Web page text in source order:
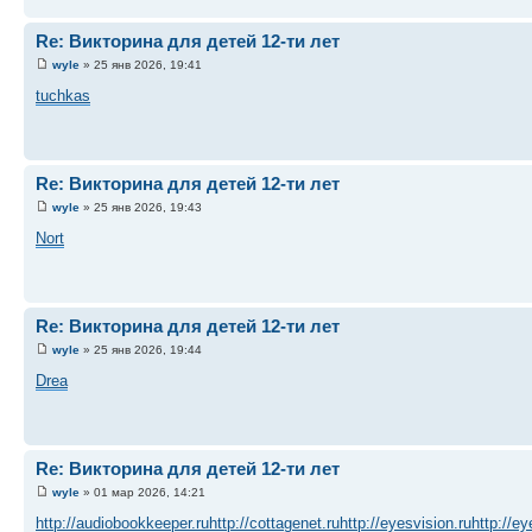
Re: Викторина для детей 12-ти лет
wyle » 25 янв 2026, 19:41
tuchkas
Re: Викторина для детей 12-ти лет
wyle » 25 янв 2026, 19:43
Nort
Re: Викторина для детей 12-ти лет
wyle » 25 янв 2026, 19:44
Drea
Re: Викторина для детей 12-ти лет
wyle » 01 мар 2026, 14:21
http://audiobookkeeper.ruhttp://cottagenet.ruhttp://eyesvision.ruhttp://